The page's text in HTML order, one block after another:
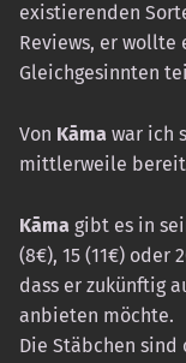
existierenden
Reviews, er
Gleichgesinnten
Von Kāma war ich
mittlerweile
Kāma gibt es in
(8€), 15 (11€) oder
dass er zukünftig
anbieten möchte.
Die Stäbchen sind